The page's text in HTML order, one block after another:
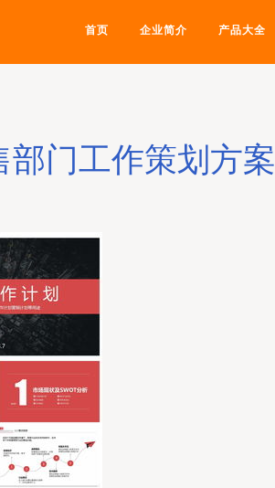
首页 企业简介 产品大全
门工作策划方案